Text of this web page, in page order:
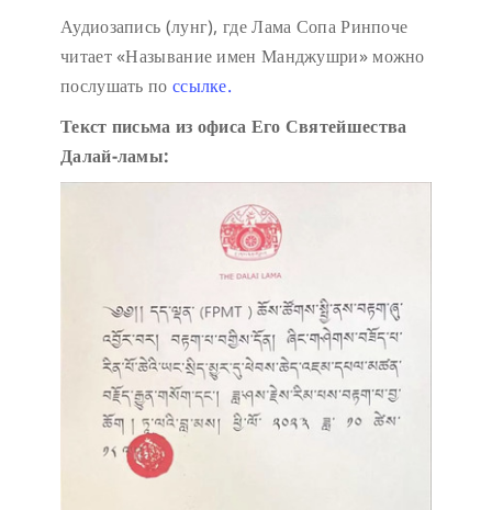
Аудиозапись (лунг), где Лама Сопа Ринпоче
читает «Называние имен Манджушри» можно
послушать по ссылке.
Текст письма из офиса Его Святейшества
Далай-ламы: